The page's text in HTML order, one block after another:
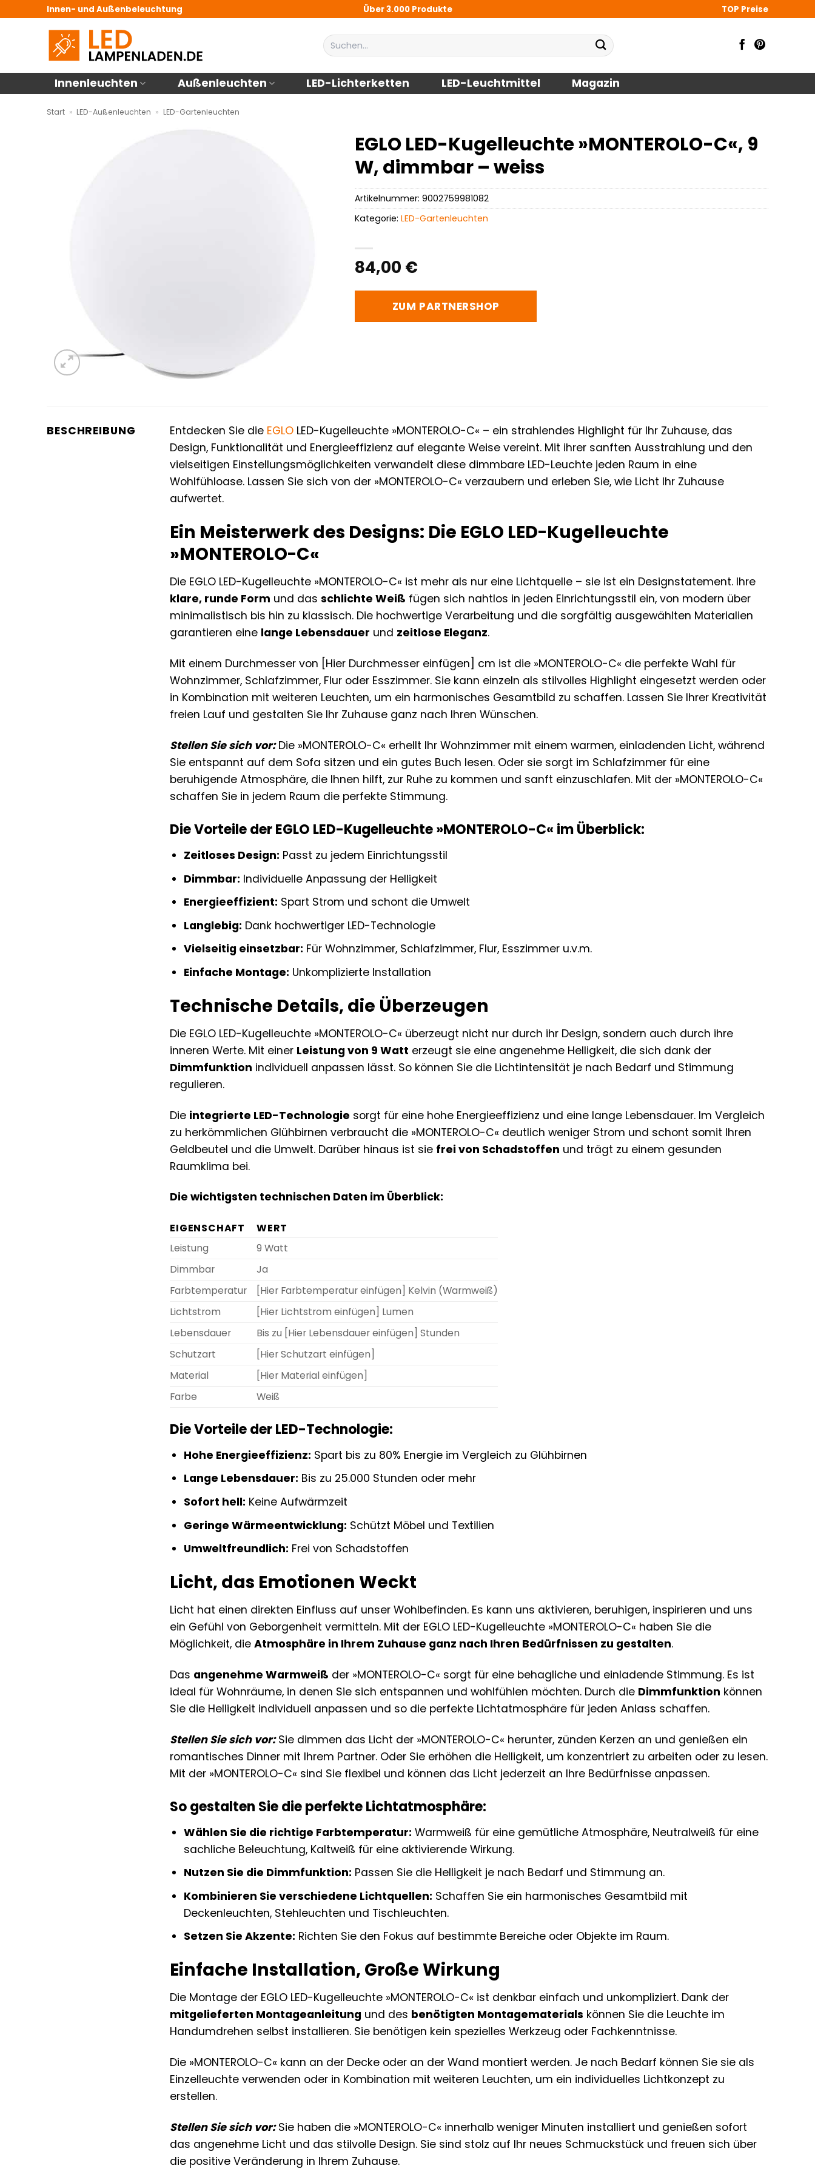
Innen- und Außenbeleuchtung Über 3.000 Produkte TOP Preise
Suchen
nach:
Innenleuchten Außenleuchten LED-Lichterketten LED-Leuchtmittel Magazin
Start » LED-Außenleuchten » LED-Gartenleuchten
EGLO LED-Kugelleuchte »MONTEROLO-C«, 9
W, dimmbar – weiss
84,00 €
ZUM PARTNERSHOP
Artikelnummer:9002759981082
Kategorie:LED-Gartenleuchten
BESCHREIBUNG Entdecken Sie die EGLO LED-Kugelleuchte »MONTEROLO-C« – ein strahlendes Highlight für Ihr Zuhause, das
Design, Funktionalität und Energieeffizienz auf elegante Weise vereint. Mit ihrer sanften Ausstrahlung und den
vielseitigen Einstellungsmöglichkeiten verwandelt diese dimmbare LED-Leuchte jeden Raum in eine
Wohlfühloase. Lassen Sie sich von der »MONTEROLO-C« verzaubern und erleben Sie, wie Licht Ihr Zuhause
aufwertet.
Ein Meisterwerk des Designs: Die EGLO LED-Kugelleuchte
»MONTEROLO-C«
Die EGLO LED-Kugelleuchte »MONTEROLO-C« ist mehr als nur eine Lichtquelle – sie ist ein Designstatement. Ihre
klare, runde Form und dasschlichte Weiß fügen sich nahtlos in jeden Einrichtungsstil ein, von modern über
minimalistisch bis hin zu klassisch. Die hochwertige Verarbeitung und die sorgfältig ausgewählten Materialien
garantieren eine lange Lebensdauer und zeitlose Eleganz.
Mit einem Durchmesser von [Hier Durchmesser einfügen] cm ist die »MONTEROLO-C« die perfekte Wahl für
Wohnzimmer, Schlafzimmer, Flur oder Esszimmer. Sie kann einzeln als stilvolles Highlight eingesetzt werden oder
in Kombination mit weiteren Leuchten, um ein harmonisches Gesamtbild zu schaffen. Lassen Sie Ihrer Kreativität
freien Lauf und gestalten Sie Ihr Zuhause ganz nach Ihren Wünschen.
Stellen Sie sich vor:Die »MONTEROLO-C« erhellt Ihr Wohnzimmer mit einem warmen, einladenden Licht, während
Sie entspannt auf dem Sofa sitzen und ein gutes Buch lesen. Oder sie sorgt im Schlafzimmer für eine
beruhigende Atmosphäre, die Ihnen hilft, zur Ruhe zu kommen und sanft einzuschlafen. Mit der »MONTEROLO-C«
schaffen Sie in jedem Raum die perfekte Stimmung.
Die Vorteile der EGLO LED-Kugelleuchte »MONTEROLO-C« im Überblick:
Zeitloses Design: Passt zu jedem Einrichtungsstil
Dimmbar: Individuelle Anpassung der Helligkeit
Energieeffizient: Spart Strom und schont die Umwelt
Langlebig: Dank hochwertiger LED-Technologie
Vielseitig einsetzbar: Für Wohnzimmer, Schlafzimmer, Flur, Esszimmer u.v.m.
Einfache Montage: Unkomplizierte Installation
Technische Details, die Überzeugen
Die EGLO LED-Kugelleuchte »MONTEROLO-C« überzeugt nicht nur durch ihr Design, sondern auch durch ihre
inneren Werte. Mit einer Leistung von 9 Watt erzeugt sie eine angenehme Helligkeit, die sich dank der
Dimmfunktion individuell anpassen lässt. So können Sie die Lichtintensität je nach Bedarf und Stimmung
regulieren.
Die integrierte LED-Technologie sorgt für eine hohe Energieeffizienz und eine lange Lebensdauer. Im Vergleich
zu herkömmlichen Glühbirnen verbraucht die »MONTEROLO-C« deutlich weniger Strom und schont somit Ihren
Geldbeutel und die Umwelt. Darüber hinaus ist sie frei von Schadstoffen und trägt zu einem gesunden
Raumklima bei.
Die wichtigsten technischen Daten im Überblick:
EIGENSCHAFT
WERT
Leistung
9 Watt
Dimmbar
Ja
Farbtemperatur
[Hier Farbtemperatur einfügen] Kelvin (Warmweiß)
Lichtstrom
[Hier Lichtstrom einfügen] Lumen
Lebensdauer
Bis zu [Hier Lebensdauer einfügen] Stunden
Schutzart
[Hier Schutzart einfügen]
Material
[Hier Material einfügen]
Farbe
Weiß
Die Vorteile der LED-Technologie:
Hohe Energieeffizienz: Spart bis zu 80% Energie im Vergleich zu Glühbirnen
Lange Lebensdauer: Bis zu 25.000 Stunden oder mehr
Sofort hell: Keine Aufwärmzeit
Geringe Wärmeentwicklung: Schützt Möbel und Textilien
Umweltfreundlich: Frei von Schadstoffen
Licht, das Emotionen Weckt
Licht hat einen direkten Einfluss auf unser Wohlbefinden. Es kann uns aktivieren, beruhigen, inspirieren und uns
ein Gefühl von Geborgenheit vermitteln. Mit der EGLO LED-Kugelleuchte »MONTEROLO-C« haben Sie die
Möglichkeit, dieAtmosphäre in Ihrem Zuhause ganz nach Ihren Bedürfnissen zu gestalten.
Das angenehme Warmweiß der »MONTEROLO-C« sorgt für eine behagliche und einladende Stimmung. Es ist
ideal für Wohnräume, in denen Sie sich entspannen und wohlfühlen möchten. Durch die Dimmfunktion können
Sie die Helligkeit individuell anpassen und so die perfekte Lichtatmosphäre für jeden Anlass schaffen.
Stellen Sie sich vor:Sie dimmen das Licht der »MONTEROLO-C« herunter, zünden Kerzen an und genießen ein
romantisches Dinner mit Ihrem Partner. Oder Sie erhöhen die Helligkeit, um konzentriert zu arbeiten oder zu lesen.
Mit der »MONTEROLO-C« sind Sie flexibel und können das Licht jederzeit an Ihre Bedürfnisse anpassen.
So gestalten Sie die perfekte Lichtatmosphäre:
Wählen Sie die richtige Farbtemperatur: Warmweiß für eine gemütliche Atmosphäre, Neutralweiß für eine
sachliche Beleuchtung, Kaltweiß für eine aktivierende Wirkung.
Nutzen Sie die Dimmfunktion: Passen Sie die Helligkeit je nach Bedarf und Stimmung an.
Kombinieren Sie verschiedene Lichtquellen: Schaffen Sie ein harmonisches Gesamtbild mit
Deckenleuchten, Stehleuchten und Tischleuchten.
Setzen Sie Akzente: Richten Sie den Fokus auf bestimmte Bereiche oder Objekte im Raum.
Einfache Installation, Große Wirkung
Die Montage der EGLO LED-Kugelleuchte »MONTEROLO-C« ist denkbar einfach und unkompliziert. Dank der
mitgelieferten Montageanleitung und des benötigten Montagematerials können Sie die Leuchte im
Handumdrehen selbst installieren. Sie benötigen kein spezielles Werkzeug oder Fachkenntnisse.
Die »MONTEROLO-C« kann an der Decke oder an der Wand montiert werden. Je nach Bedarf können Sie sie als
Einzelleuchte verwenden oder in Kombination mit weiteren Leuchten, um ein individuelles Lichtkonzept zu
erstellen.
Stellen Sie sich vor:Sie haben die »MONTEROLO-C« innerhalb weniger Minuten installiert und genießen sofort
das angenehme Licht und das stilvolle Design. Sie sind stolz auf Ihr neues Schmuckstück und freuen sich über
die positive Veränderung in Ihrem Zuhause.